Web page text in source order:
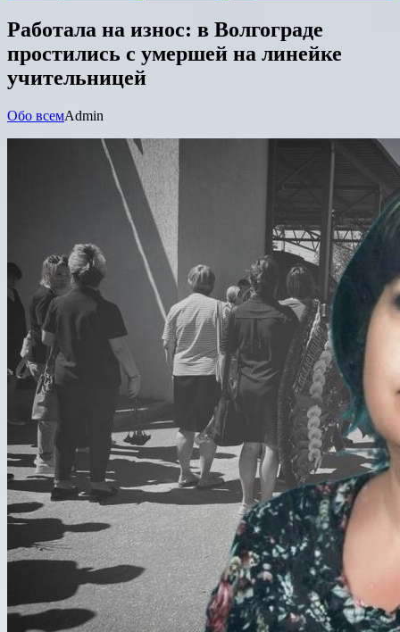
Работала на износ: в Волгограде
простились с умершей на линейке
учительницей
Обо всемAdmin